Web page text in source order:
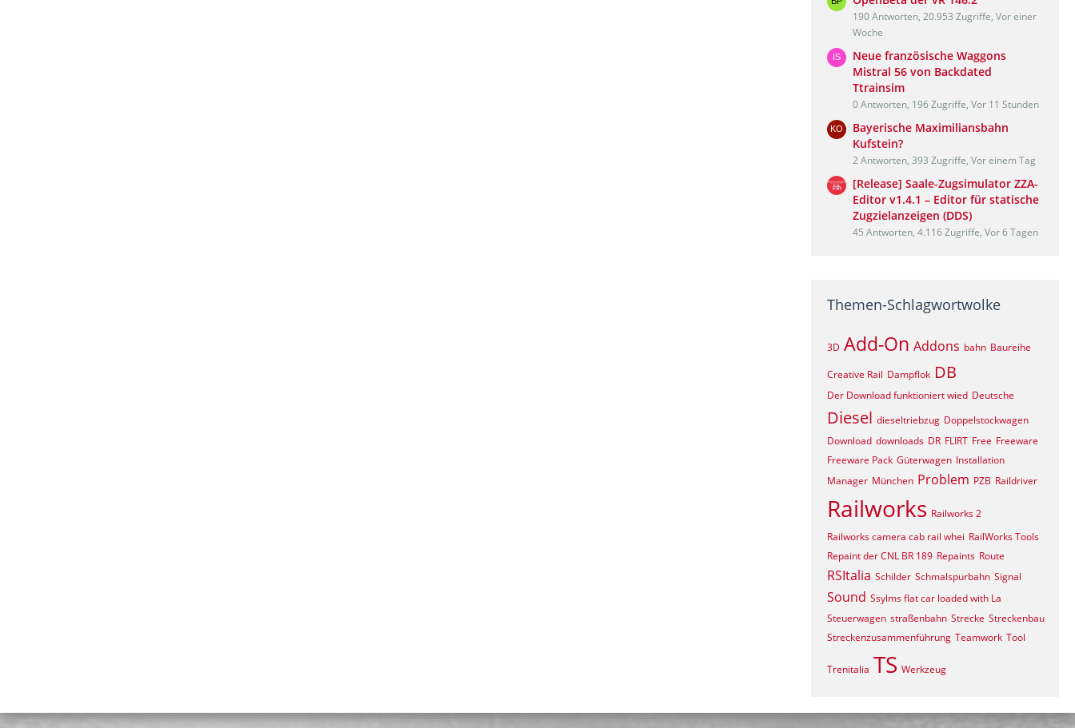
190 Antworten, 20.953 Zugriffe, Vor einer
Woche
Neue französische Waggons
Mistral 56 von Backdated
Ttrainsim
0 Antworten, 196 Zugriffe, Vor 11 Stunden
Bayerische Maximiliansbahn
Kufstein?
2 Antworten, 393 Zugriffe, Vor einem Tag
[Release] Saale-Zugsimulator ZZA-
Editor v1.4.1 – Editor für statische
Zugzielanzeigen (DDS)
45 Antworten, 4.116 Zugriffe, Vor 6 Tagen
Themen-Schlagwortwolke
3D Add-On Addons bahn Baureihe
Creative Rail Dampflok DB
Der Download funktioniert wied Deutsche
Diesel dieseltriebzug Doppelstockwagen
Download downloads DR FLIRT Free Freeware
Freeware Pack Güterwagen Installation
Manager München Problem PZB Raildriver
Railworks Railworks 2
Railworks camera cab rail whei RailWorks Tools
Repaint der CNL BR 189 Repaints Route
RSItalia Schilder Schmalspurbahn Signal
Sound Ssylms flat car loaded with La
Steuerwagen straßenbahn Strecke Streckenbau
Streckenzusammenführung Teamwork Tool
Trenitalia TS Werkzeug